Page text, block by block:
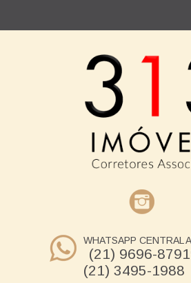
WHATSAPP CENTRAL
(21) 9696-
(21) 3495-1988